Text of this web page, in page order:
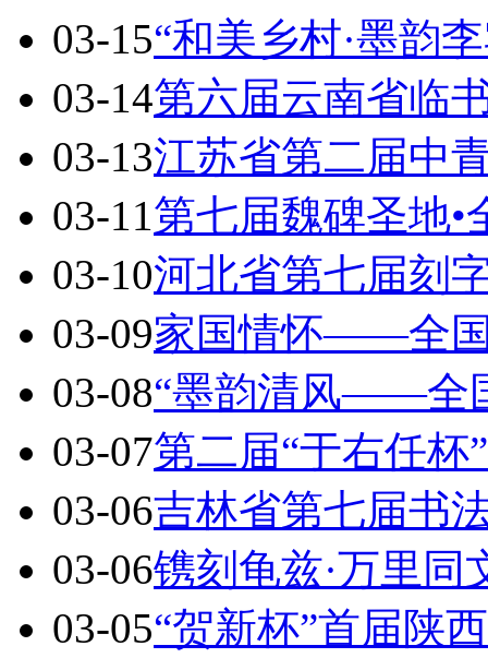
03-15“和美乡村·墨韵
03-14第六届云南省临
03-13江苏省第二届中
03-11第七届魏碑圣地•
03-10河北省第七届刻
03-09家国情怀——全
03-08“墨韵清风——全
03-07第二届“于右任
03-06吉林省第七届书
03-06镌刻龟兹·万里
03-05“贺新杯”首届陕